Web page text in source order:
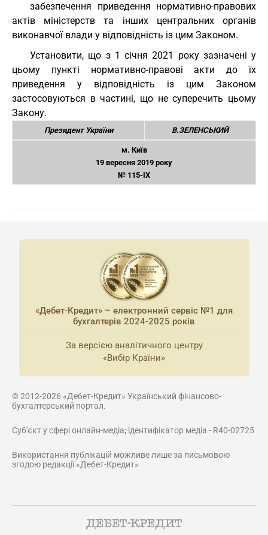
забезпечення приведення нормативно-правових
актів міністерств та інших центральних органів
виконавчої влади у відповідність із цим Законом.
Установити, що з 1 січня 2021 року зазначені у
цьому пункті нормативно-правові акти до їх
приведення у відповідність із цим Законом
застосовуються в частині, що не суперечить цьому
Закону.
Президент України В.ЗЕЛЕНСЬКИЙ
м. Київ
19 вересня 2019 року
№ 115-IX
«Дебет-Кредит» – електронний сервіс №1 для
бухгалтерів 2024-2025 років
За версією аналітичного центру
«Вибір Країни»
© 2012-2026 «Дебет-Кредит» Український фінансово-
бухгалтерський портал.
Суб'єкт у сфері онлайн-медіа; ідентифікатор медіа - R40-02725
Використання публікацій можливе лише за письмовою
згодою редакції «Дебет-Кредит»